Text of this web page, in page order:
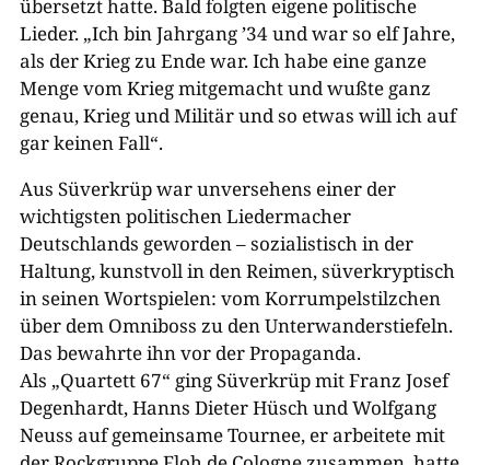
übersetzt hatte. Bald folgten eigene politische
Lieder. „Ich bin Jahrgang ’34 und war so elf Jahre,
als der Krieg zu Ende war. Ich habe eine ganze
Menge vom Krieg mitgemacht und wußte ganz
genau, Krieg und Militär und so etwas will ich auf
gar keinen Fall“.
Aus Süverkrüp war unversehens einer der
wichtigsten politischen Liedermacher
Deutschlands geworden – sozialistisch in der
Haltung, kunstvoll in den Reimen, süverkryptisch
in seinen Wortspielen: vom Korrumpelstilzchen
über dem Omniboss zu den Unterwanderstiefeln.
Das bewahrte ihn vor der Propaganda.
Als „Quartett 67“ ging Süverkrüp mit Franz Josef
Degenhardt, Hanns Dieter Hüsch und Wolfgang
Neuss auf gemeinsame Tournee, er arbeitete mit